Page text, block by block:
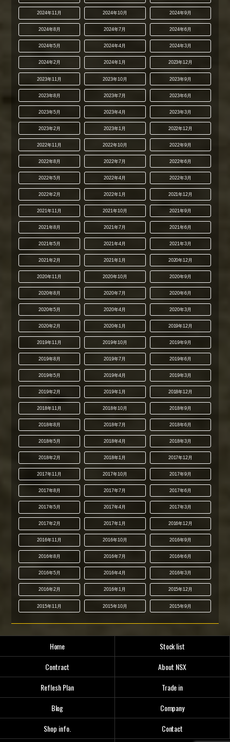
2024年11月 2024年10月 2024年9月
2024年8月 2024年7月 2024年6月
2024年5月 2024年4月 2024年3月
2024年2月 2024年1月 2023年12月
2023年11月 2023年10月 2023年9月
2023年8月 2023年7月 2023年6月
2023年5月 2023年4月 2023年3月
2023年2月 2023年1月 2022年12月
2022年11月 2022年10月 2022年9月
2022年8月 2022年7月 2022年6月
2022年5月 2022年4月 2022年3月
2022年2月 2022年1月 2021年12月
2021年11月 2021年10月 2021年9月
2021年8月 2021年7月 2021年6月
2021年5月 2021年4月 2021年3月
2021年2月 2021年1月 2020年12月
2020年11月 2020年10月 2020年9月
2020年8月 2020年7月 2020年6月
2020年5月 2020年4月 2020年3月
2020年2月 2020年1月 2019年12月
2019年11月 2019年10月 2019年9月
2019年8月 2019年7月 2019年6月
2019年5月 2019年4月 2019年3月
2019年2月 2019年1月 2018年12月
2018年11月 2018年10月 2018年9月
2018年8月 2018年7月 2018年6月
2018年5月 2018年4月 2018年3月
2018年2月 2018年1月 2017年12月
2017年11月 2017年10月 2017年9月
2017年8月 2017年7月 2017年6月
2017年5月 2017年4月 2017年3月
2017年2月 2017年1月 2016年12月
2016年11月 2016年10月 2016年9月
2016年8月 2016年7月 2016年6月
2016年5月 2016年4月 2016年3月
2016年2月 2016年1月 2015年12月
2015年11月 2015年10月 2015年9月
Home
Stock list
Contract
About NSX
Reflesh Plan
Trade in
Blog
Company
Shop info.
Contact